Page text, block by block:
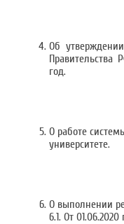
Об
Правительства
год.
О работе
университете.
О выполнении
6.1. От